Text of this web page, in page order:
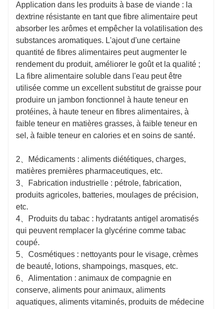
Application dans les produits à base de viande : la
dextrine résistante en tant que fibre alimentaire peut
absorber les arômes et empêcher la volatilisation des
substances aromatiques. L'ajout d'une certaine
quantité de fibres alimentaires peut augmenter le
rendement du produit, améliorer le goût et la qualité ;
La fibre alimentaire soluble dans l'eau peut être
utilisée comme un excellent substitut de graisse pour
produire un jambon fonctionnel à haute teneur en
protéines, à haute teneur en fibres alimentaires, à
faible teneur en matières grasses, à faible teneur en
sel, à faible teneur en calories et en soins de santé.
2、Médicaments : aliments diététiques, charges,
matières premières pharmaceutiques, etc.
3、Fabrication industrielle : pétrole, fabrication,
produits agricoles, batteries, moulages de précision,
etc.
4、Produits du tabac : hydratants antigel aromatisés
qui peuvent remplacer la glycérine comme tabac
coupé.
5、Cosmétiques : nettoyants pour le visage, crèmes
de beauté, lotions, shampoings, masques, etc.
6、Alimentation : animaux de compagnie en
conserve, aliments pour animaux, aliments
aquatiques, aliments vitaminés, produits de médecine